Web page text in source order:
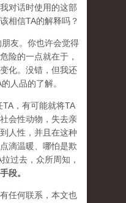
对话时使用的这部
相信TA的解释吗？
友。你也许会觉得
险的一点就在于，
化。没错，但我还
人品的了解。
，有可能就将TA
会性动物，失去亲
人性，并且在这种
滴温暖、哪怕是欺
过去，众所周知，
段。
任何联系，本文也